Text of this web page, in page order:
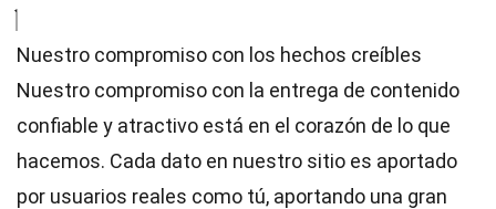
Nuestro compromiso con los hechos creíbles
Nuestro compromiso con la entrega de contenido
confiable y atractivo está en el corazón de lo que
hacemos. Cada dato en nuestro sitio es aportado
por usuarios reales como tú, aportando una gran